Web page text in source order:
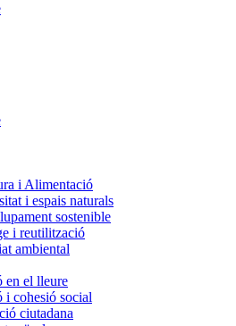
i Alimentació
i espais naturals
sostenible
i reutilització
ambiental
en el lleure
i cohesió social
ciutadana